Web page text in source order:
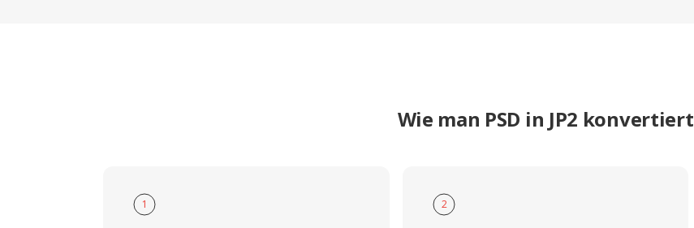
Wie man PSD in JP2 konvertiert
1 2